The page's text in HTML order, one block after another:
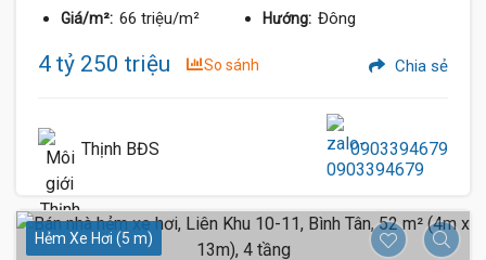
Giá/m²: 66 triệu/m² Hướng: Đông
4 tỷ 250 triệu So sánh Chia sẻ
Thịnh BĐS 0903394679
Hẻm Xe Hơi (5 m)